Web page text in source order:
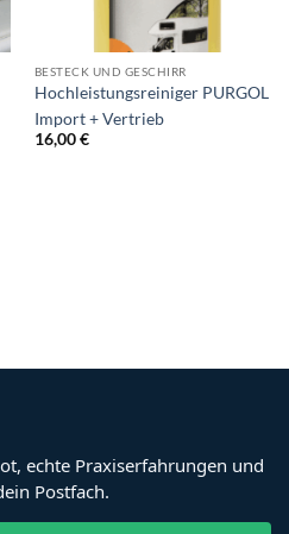
BESTECK UND GESCHIRR
Hochleistungsreiniger PURGOL
Import + Vertrieb
16,00€
echte Praxiserfahrungen und
Postfach.